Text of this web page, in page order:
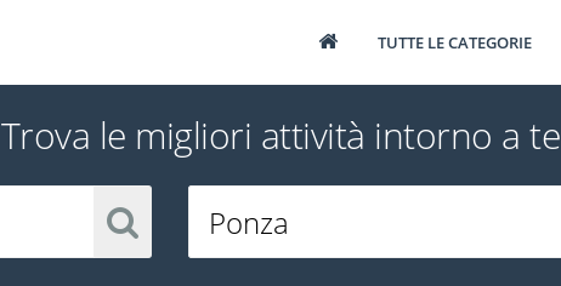
TUTTE LE CATEGORIE
Trova le migliori attività intorno a te